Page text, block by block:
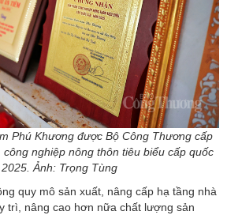
Phú Khương được Bộ Công Thương cấp
nghiệp nông thôn tiêu biểu cấp quốc
Ảnh: Trọng Tùng
quy mô sản xuất, nâng cấp hạ tầng nhà
trì, nâng cao hơn nữa chất lượng sản